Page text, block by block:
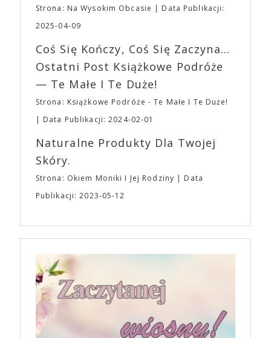
osobisty film, który pozwolił mu w pełni podzielić
się z widzami swoimi lękami, wizją świata, a przede
„Bo się boi” w kinach od 21 kwietnia.
planujemy Strefę FoodTrucków. Życzymy Wam
fantastycznego czasu oczekiwania na nadchodzącą
EXPO XXI!
Strona: Na Wysokim Obcasie
Data Publikacji:
2025-04-09
Coś Się Kończy, Coś Się Zaczyna...
Ostatni Post Książkowe Podróże
— Te Małe I Te Duże!
Strona: Książkowe Podróże - Te Małe I Te Duże!
Data Publikacji: 2024-02-01
Naturalne Produkty Dla Twojej
Skóry.
Strona: Okiem Moniki I Jej Rodziny
Data
Publikacji: 2023-05-12